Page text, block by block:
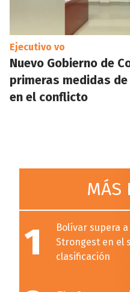
Ejecutivo vo
Nuevo Gobierno de
primeras medidas
en el conflicto
MÁS
1
Bolívar supera
Strongest en el
clasificación